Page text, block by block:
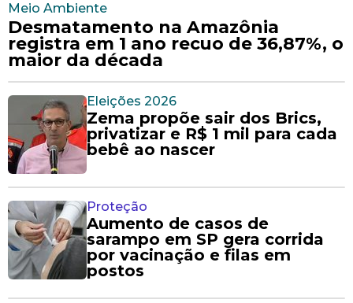
Meio Ambiente
Desmatamento na Amazônia
registra em 1 ano recuo de 36,87%, o
maior da década
Eleições 2026
Zema propõe sair dos Brics,
privatizar e R$ 1 mil para cada
bebê ao nascer
Proteção
Aumento de casos de
sarampo em SP gera corrida
por vacinação e filas em
postos